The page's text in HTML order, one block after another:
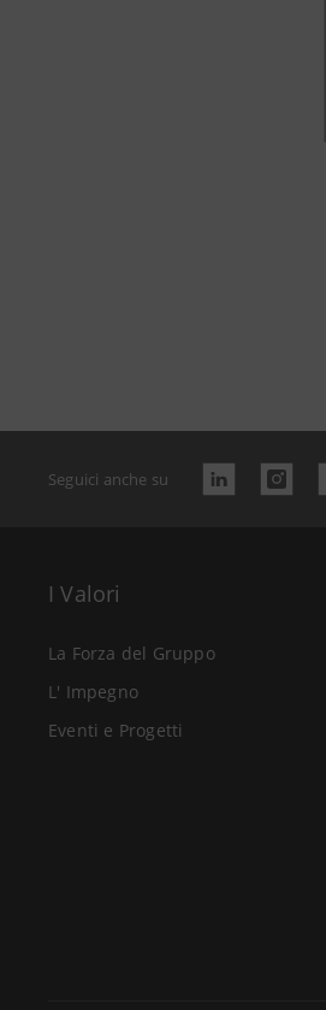
Seguici anche su
I Valori
La Forza del Gruppo
L' Impegno
Eventi e Progetti